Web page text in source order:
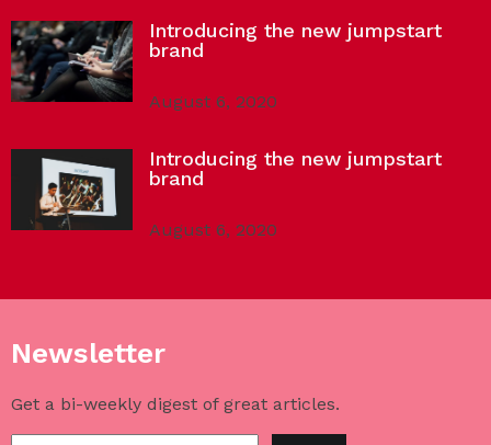
Introducing the new jumpstart
brand
August 6, 2020
Introducing the new jumpstart
brand
August 6, 2020
Newsletter
Get a bi-weekly digest of great articles.